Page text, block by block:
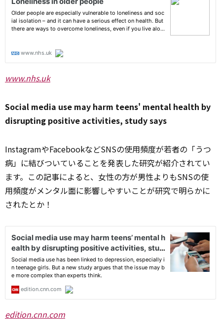
www.nhs.uk
Social media use may harm teens' mental health by
disrupting positive activities, study says
InstagramやFacebookなどSNSの使用頻度が若者の「うつ
病」に結びついていることを発表した研究が紹介されてい
ます。この記事によると、女性の方が男性よりもSNSの使
用頻度がメンタル面に影響しやすいことが研究で明らかに
されたとか！
edition.cnn.com